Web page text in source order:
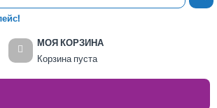
МОЯ КОРЗИНА
Корзина пуста